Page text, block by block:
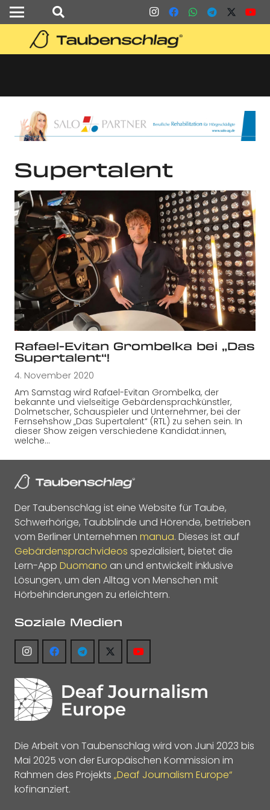
Supertalent
Rafael-Evitan Grombelka bei „Das
Supertalent“!
4. November 2020
Am Samstag wird Rafael-Evitan Grombelka, der
bekannte und vielseitige Gebärdensprachkünstler,
Dolmetscher, Schauspieler und Unternehmer, bei der
Fernsehshow „Das Supertalent“ (RTL) zu sehen sein. In
dieser Show zeigen verschiedene Kandidat:innen,
welche…
Der Taubenschlag ist eine Website für Taube,
Schwerhörige, Taubblinde und Hörende, betrieben
vom Berliner Unternehmen manua. Dieses ist auf
Gebärdensprachvideos spezialisiert, bietet die
Lern-App Duomano an und entwickelt inklusive
Lösungen, um den Alltag von Menschen mit
Hörbehinderungen zu erleichtern.
Soziale Medien
Die Arbeit von Taubenschlag wird von Juni 2023 bis
Mai 2025 von der Europäischen Kommission im
Rahmen des Projekts „Deaf Journalism Europe“
kofinanziert.